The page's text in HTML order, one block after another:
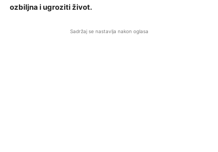
ozbiljna i ugroziti život.
Sadržaj se nastavlja nakon oglasa